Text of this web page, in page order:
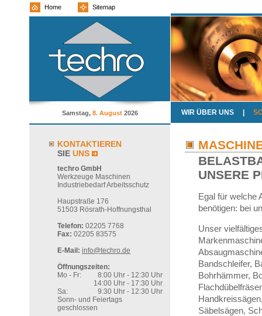
Home Sitemap
Samstag, 8. August2026 WIR ÜBER UNS
KONTAKTIEREN
SIE UNS
techro GmbH
Werkzeuge Maschinen
Industriebedarf Arbeitsschutz
Haupstraße 176
51503 Rösrath-Hoffnungsthal
Telefon: 02205 7768
Fax: 02205 83575
E-Mail: info@techro.de
Öffnungszeiten:
Mo - Fr:
8:00 Uhr - 12:30 Uhr
14:00 Uhr - 17:30 Uhr
Sa:
9:30 Uhr - 12:30 Uhr
Sonn- und Feiertags
geschlossen
UNSERE
Egal für welche
benötigen: bei
Unser
Bandschleifer,
Bohrhämmer,
Säbelsägen,